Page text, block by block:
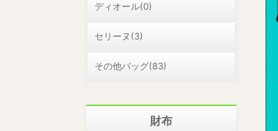
ディオール(0)
セリーヌ(3)
その他バッグ(83)
財布